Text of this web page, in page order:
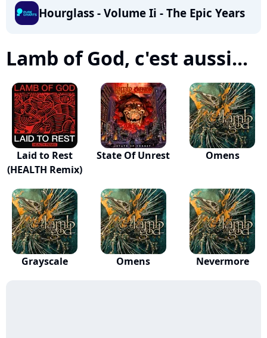
Hourglass - Volume Ii - The Epic Years
Lamb of God, c'est aussi...
Laid to Rest
(HEALTH Remix)
State Of Unrest Omens
Grayscale Omens Nevermore